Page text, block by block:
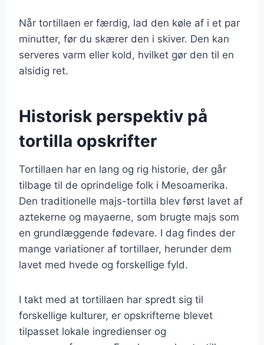
Når tortillaen er færdig, lad den køle af i et par
minutter, før du skærer den i skiver. Den kan
serveres varm eller kold, hvilket gør den til en
alsidig ret.
Historisk perspektiv på
tortilla opskrifter
Tortillaen har en lang og rig historie, der går
tilbage til de oprindelige folk i Mesoamerika.
Den traditionelle majs-tortilla blev først lavet af
aztekerne og mayaerne, som brugte majs som
en grundlæggende fødevare. I dag findes der
mange variationer af tortillaer, herunder dem
lavet med hvede og forskellige fyld.
I takt med at tortillaen har spredt sig til
forskellige kulturer, er opskrifterne blevet
tilpasset lokale ingredienser og